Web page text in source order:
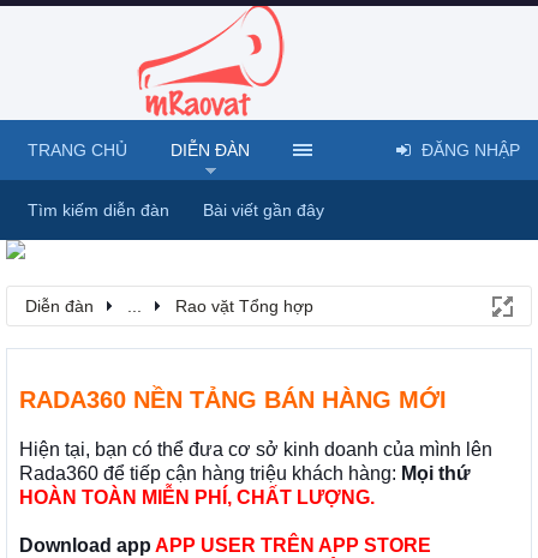
Diễn đàn Rao vặt Tổng hợp
RADA360 NỀN TẢNG BÁN HÀNG MỚI
Hiện tại, bạn có thể đưa cơ sở kinh doanh của mình lên
Rada360 để tiếp cận hàng triệu khách hàng: Mọi thứ
HOÀN TOÀN MIỄN PHÍ, CHẤT LƯỢNG.
Download app APP USER TRÊN APP STORE
TRANG CHỦ DIỄN ĐÀN
Tìm kiếm diễn đàn Bài viết gần đây
ĐĂNG NHẬP